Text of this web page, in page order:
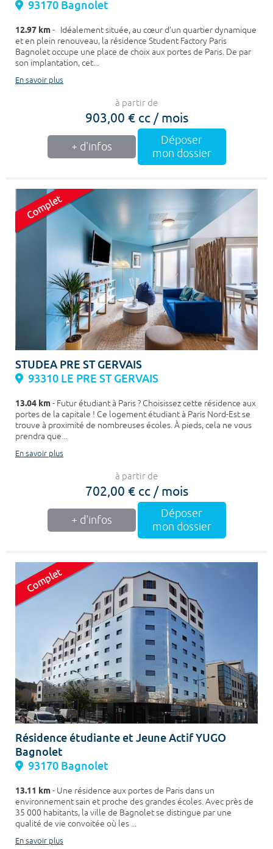
93170 Bagnolet
12.97 km- Idéalement située, au cœur d’un quartier dynamique
et en plein renouveau, la résidence Student Factory Paris
Bagnolet occupe une place de choix aux portes de Paris. De par
son implantation, cet...
En savoir plus
à partir de
903,00 € cc / mois
+ d'infos
Déposer
mon dossier
STUDEA PRE ST GERVAIS
93310 LE PRE ST GERVAIS
13.04 km- Futur étudiant à Paris ? Choisissez cette résidence aux
portes de la capitale ! Ce logement étudiant à Paris Nord-Est se
trouve à proximité de nombreuses écoles. À pieds, cela ne vous
prendra que...
En savoir plus
à partir de
702,00 € cc / mois
+ d'infos
Déposer
mon dossier
Résidence étudiante et Jeune Actif YUGO
Bagnolet
93170 Bagnolet
13.11 km- Une résidence aux portes de Paris dans un
environnement sain et proche des grandes écoles. Avec près de
35 000 habitants, la ville de Bagnolet se distingue par une
qualité de vie convoitée où les ...
En savoir plus